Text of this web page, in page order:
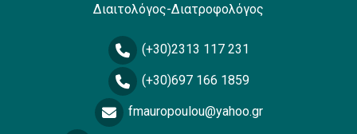
Διαιτολόγος-Διατροφολόγος
(+30)2313 117 231
(+30)697 166 1859
fmauropoulou@yahoo.gr